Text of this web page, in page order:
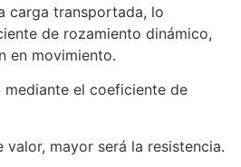
carga transportada, lo
de rozamiento dinámico,
en movimiento.
mediante el coeficiente de
valor, mayor será la resistencia.